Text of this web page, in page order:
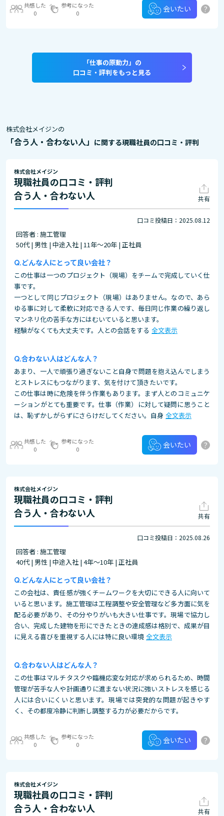
共感した
0
参考になった
0
会いたい ?
「仕事の原動力」の
口コミ・評判をもっと見る
株式会社メイジンの
「合う人・合わない人」 に関する現職社員の口コミ・評判
株式会社メイジン
現職社員の口コミ・評判
合う人・合わない人
共有
口コミ投稿日：2025.08.12
回答者 : 施工管理
50代 | 男性 | 中途入社 | 11年～20年 | 正社員
どんな人にとって良い会社？
この仕事は一つのプロジェクト（現場）をチームで完成していく仕
事です。
一つとして同じプロジェクト（現場）はありません。なので、あら
ゆる事に対して柔軟に対応できる人です、毎日同じ作業の繰り返し
マンネリ化の苦手な方にはむいていると思います。
経験がなくても大丈夫です。人との会話をする 全文表示
合わない人はどんな人？
あまり、一人で頑張り過ぎないこと自身で問題を抱え込んでしまう
とストレスにもつながります、気を付けて頂きたいです。
この仕事は時に危険を伴う作業もあります。まず人とのコミュニケ
ーションがとても重要です。仕事（作業）に対して疑問に思うこと
は、恥ずかしがらずにさらけだしてください。自身 全文表示
共感した
0
参考になった
0
会いたい ?
株式会社メイジン
現職社員の口コミ・評判
合う人・合わない人
共有
口コミ投稿日：2025.08.26
回答者 : 施工管理
40代 | 男性 | 中途入社 | 4年～10年 | 正社員
どんな人にとって良い会社？
この会社は、責任感が強くチームワークを大切にできる人に向いて
いると思います。施工管理は工程調整や安全管理など多方面に気を
配る必要があり、その分やりがいも大きい仕事です。現場で協力し
合い、完成した建物を形にできたときの達成感は格別で、成果が目
に見える喜びを重視する人には特に良い環境 全文表示
合わない人はどんな人？
この仕事はマルチタスクや臨機応変な対応が求められるため、時間
管理が苦手な人や計画通りに進まない状況に強いストレスを感じる
人には合いにくいと思います。現場では突発的な問題が起きやす
く、その都度冷静に判断し調整する力が必要だからです。
共感した
0
参考になった
0
会いたい ?
株式会社メイジン
現職社員の口コミ・評判
合う人・合わない人
共有